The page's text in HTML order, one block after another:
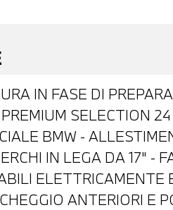
IN FASE DI
SELECTION
BMW -
IN LEGA DA 17" -
ANTERIORI E